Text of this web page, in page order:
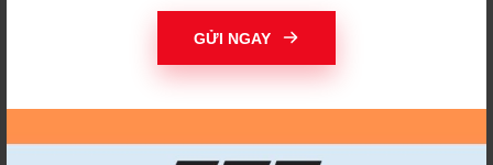
GỬI NGAY
THI ẢNH TOYOTA
THIỆN NGUYỆN
THỜI HẠN BẢO DƯỠNG
THÔNG BÁO TIẾN ĐỘ
THÔNG TƯ 15/2022
THÔNG TƯ MỚI
THƯƠNG HIỆU TAF